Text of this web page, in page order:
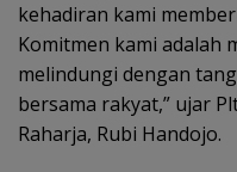
kehadiran kami
Komitmen kami adalah
melindungi dengan
bersama rakyat,” ujar
Raharja, Rubi Handojo.